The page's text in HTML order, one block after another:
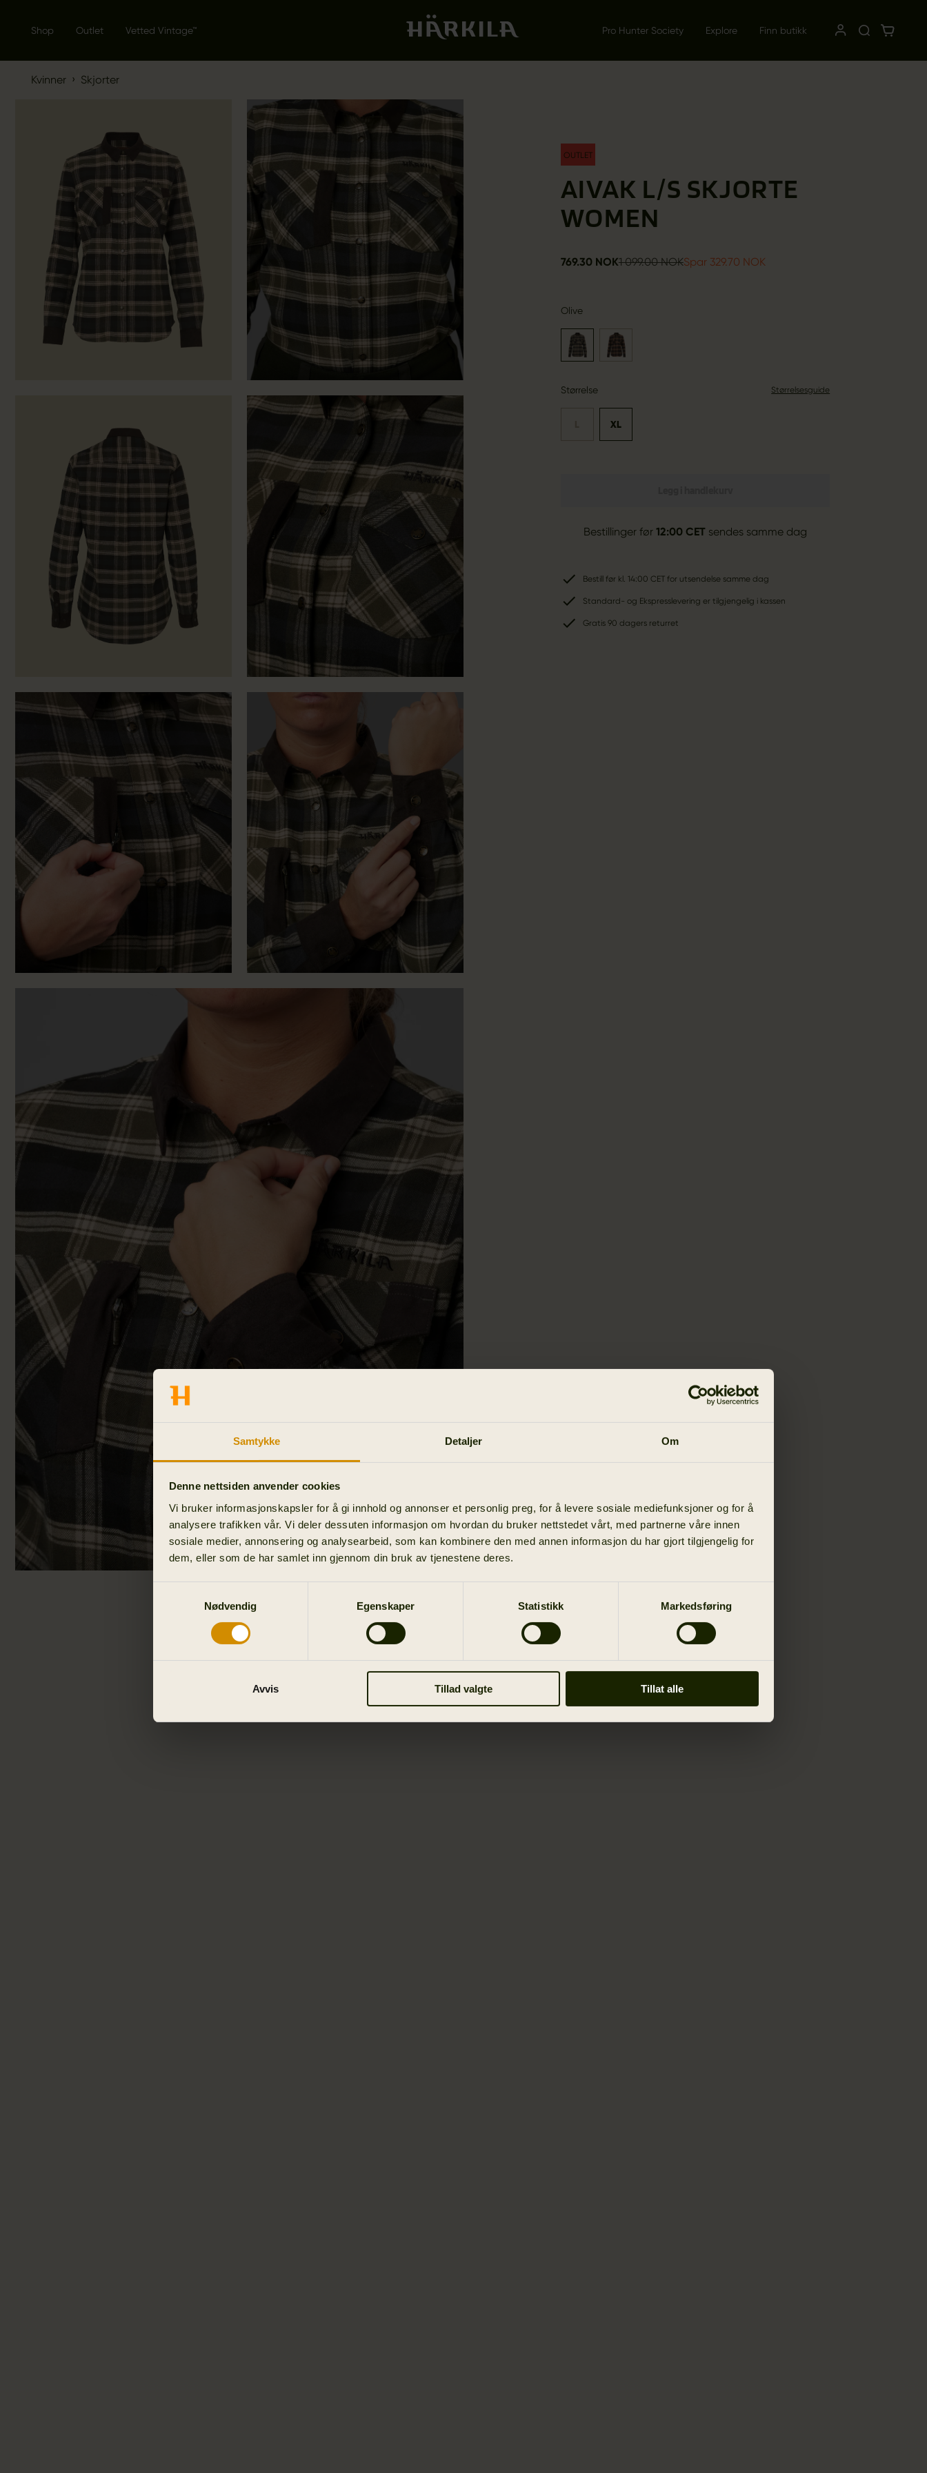
Samtykke Detaljer Om
Denne nettsiden anvender cookies
Vi bruker informasjonskapsler for å gi innhold og annonser et personlig preg, for å levere sosiale mediefunksjoner og for å
analysere trafikken vår. Vi deler dessuten informasjon om hvordan du bruker nettstedet vårt, med partnerne våre innen
sosiale medier, annonsering og analysearbeid, som kan kombinere den med annen informasjon du har gjort tilgjengelig for
dem, eller som de har samlet inn gjennom din bruk av tjenestene deres.
Nødvendig
Egenskaper Statistikk Markedsføring
Avvis Tillad valgte Tillat alle
Shop Outlet Vetted Vintage™ Pro Hunter Society Explore Finn butikk
Kvinner › Skjorter
OUTLET
AIVAK L/S SKJORTE
WOMEN
769.30 NOK1 099.00 NOKSpar 329.70 NOK
Olive
Størrelse Størrelsesguide
XL
Bestillinger før 12:00 CET sendes samme dag
Bestill før kl. 14:00 CET for utsendelse samme dag
Standard- og Ekspresslevering er tilgjengelig i kassen
Gratis 90 dagers returret